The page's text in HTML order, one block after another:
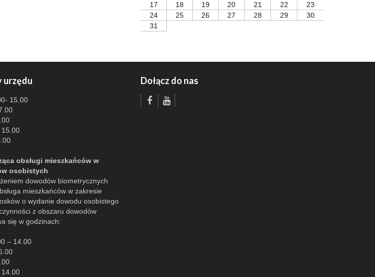
17
18 19 20 21 22
23
24
25 26 27 28 29
30
31
urzędu
15.00
15.00
obsługi mieszkańców w
osobistych
dowodów biometrycznych
mieszkańców w zakresie
o wydanie dowodu osobistego
z obszaru dowodów
się w godzinach:
– 14.00
14.00
Dołącz do nas